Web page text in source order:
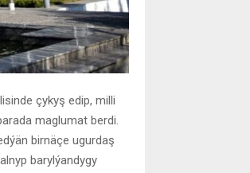
çykyş edip, milli
maglumat berdi.
birnäçe ugurdaş
barylýandygy